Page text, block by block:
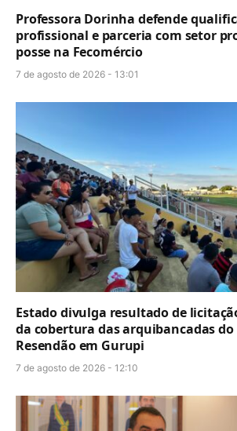
Professora Dorinha defende
profissional e parceria com setor
posse na Fecomércio
7 de agosto de 2026 - 13:01
Estado divulga resultado de
da cobertura das arquibancadas do
Resendão em Gurupi
7 de agosto de 2026 - 12:10